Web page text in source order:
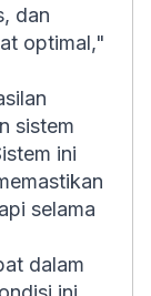
dan
optimal,"
sistem
ini
selama
dalam